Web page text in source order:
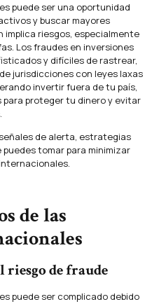
puede ser una oportunidad
y buscar mayores
implica riesgos, especialmente
Los fraudes en inversiones
y difíciles de rastrear,
jurisdicciones con leyes laxas
invertir fuera de tu país,
proteger tu dinero y evitar
de alerta, estrategias
tomar para minimizar
de las
riesgo de fraude
puede ser complicado debido